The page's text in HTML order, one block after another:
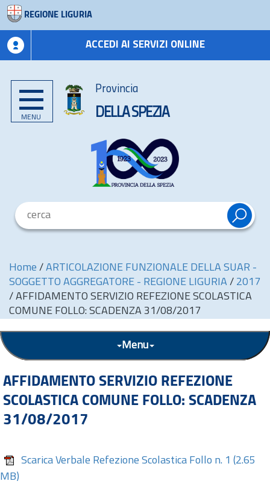
REGIONE LIGURIA
ACCEDI AI SERVIZI ONLINE
MENU
Provincia
DELLA SPEZIA
Home / ARTICOLAZIONE FUNZIONALE DELLA SUAR -
SOGGETTO AGGREGATORE - REGIONE LIGURIA / 2017
/ AFFIDAMENTO SERVIZIO REFEZIONE SCOLASTICA
COMUNE FOLLO: SCADENZA 31/08/2017
Menu
AFFIDAMENTO SERVIZIO REFEZIONE
SCOLASTICA COMUNE FOLLO: SCADENZA
31/08/2017
Scarica Verbale Refezione Scolastica Follo n. 1 (2.65
MB)